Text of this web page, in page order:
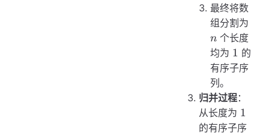
最终将数
组分割为
n 个长度
均为 1
1 的
有序子序
列。
归并过程：
从长度为 1
1
的有序子序